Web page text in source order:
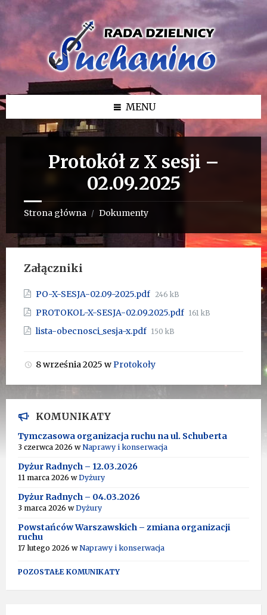
Przejdź
Przejdź
bocznego
Przejdź
MENU
Protokół z X sesji –
02.09.2025
Strona główna / Dokumenty
Załączniki
PO-X-SESJA-02.09-2025.pdf Rozmiar
246 kB
PROTOKOL-X-SESJA-02.09.2025.pdf Rozmiar
161 kB
lista-obecnosci_sesja-x.pdf Rozmiar
150 kB
8 września 2025 wProtokoły
KOMUNIKATY
Tymczasowa organizacja ruchu na ul. Schuberta
3 czerwca 2026 wNaprawy i konserwacja
Dyżur Radnych – 12.03.2026
11 marca 2026 wDyżury
Dyżur Radnych – 04.03.2026
3 marca 2026 wDyżury
Powstańców Warszawskich – zmiana organizacji
ruchu
17 lutego 2026 wNaprawy i konserwacja
POZOSTAŁE KOMUNIKATY